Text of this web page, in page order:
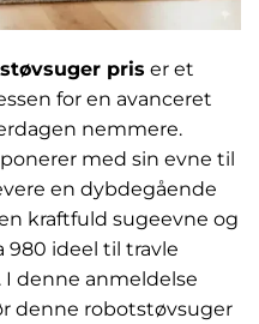
pris er et
for en avanceret
nemmere.
med sin evne til
en dybdegående
kraftfuld sugeevne og
980 ideel til travle
denne anmeldelse
denne robotstøvsuger